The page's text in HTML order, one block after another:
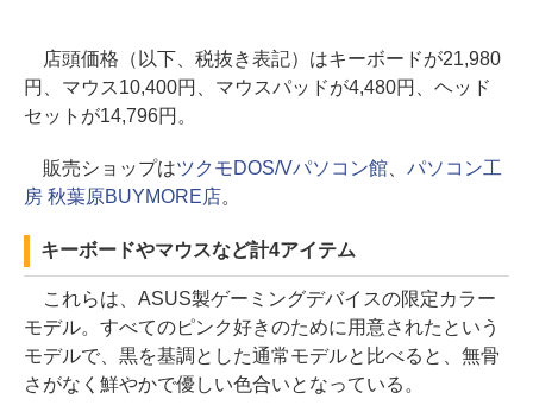
店頭価格（以下、税抜き表記）はキーボードが21,980
円、マウス10,400円、マウスパッドが4,480円、ヘッド
セットが14,796円。
販売ショップはツクモDOS/Vパソコン館、 パソコン工
房 秋葉原BUYMORE店。
キーボードやマウスなど計4アイテム
これらは、ASUS製ゲーミングデバイスの限定カラー
モデル。すべてのピンク好きのために用意されたという
モデルで、黒を基調とした通常モデルと比べると、無骨
さがなく鮮やかで優しい色合いとなっている。